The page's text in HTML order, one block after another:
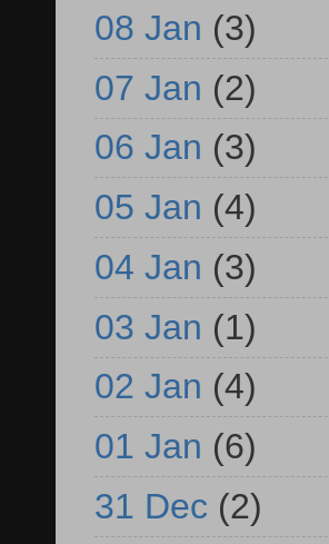
08 Jan (3)
07 Jan (2)
06 Jan (3)
05 Jan (4)
04 Jan (3)
03 Jan (1)
02 Jan (4)
01 Jan (6)
31 Dec (2)